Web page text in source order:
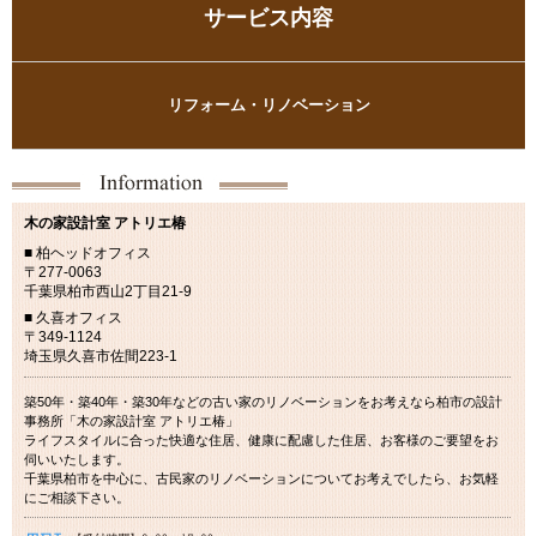
サービス内容
リフォーム・リノベーション
木の家設計室 アトリエ椿
■ 柏ヘッドオフィス
〒277-0063
千葉県柏市西山2丁目21-9
■ 久喜オフィス
〒349-1124
埼玉県久喜市佐間223-1
築50年・築40年・築30年などの古い家のリノベーションをお考えなら柏市の設計
事務所「木の家設計室 アトリエ椿」
ライフスタイルに合った快適な住居、健康に配慮した住居、お客様のご要望をお
伺いいたします。
千葉県柏市を中心に、古民家のリノベーションについてお考えでしたら、お気軽
にご相談下さい。